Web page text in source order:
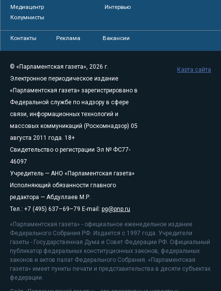
Медиацентр
Интервью
Колумнисты
Контакты Реклама Вакансии
© «Парламентская газета», 2026 г.
Электронное периодическое издание
«Парламентская газета» зарегистрировано в
Федеральной службе по надзору в сфере
связи, информационных технологий и
массовых коммуникаций (Роскомнадзор) 05
августа 2011 года. 18+
Свидетельство о регистрации Эл № ФС77-
46097
Учредитель — АНО «Парламентская газета»
Исполняющий обязанности главного
редактора — Абдуллаев М.Р.
Тел.: +7 (495) 637–69–79 E-mail: pg@pnp.ru
«Парламентская газета» - официальное еженедельное издание
Федерального Собрания РФ. Издается с 1997 года. Учредители
газеты - Государственная Дума и Совет Федерации РФ. Официальный
публикатор федеральных конституционных законов, федеральных
законов и актов палат Федерального Собрания. «Парламентская
газета» имеет пункты печати и представительства в десяти субъектах
федерации.
Карта сайта